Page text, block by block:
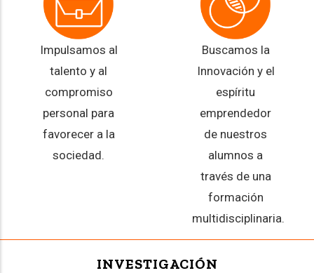
Impulsamos al
talento y al
compromiso
personal para
favorecer a la
sociedad.
Buscamos la
Innovación y el
espíritu
emprendedor
de nuestros
alumnos a
través de una
formación
multidisciplinaria.
INVESTIGACIÓN